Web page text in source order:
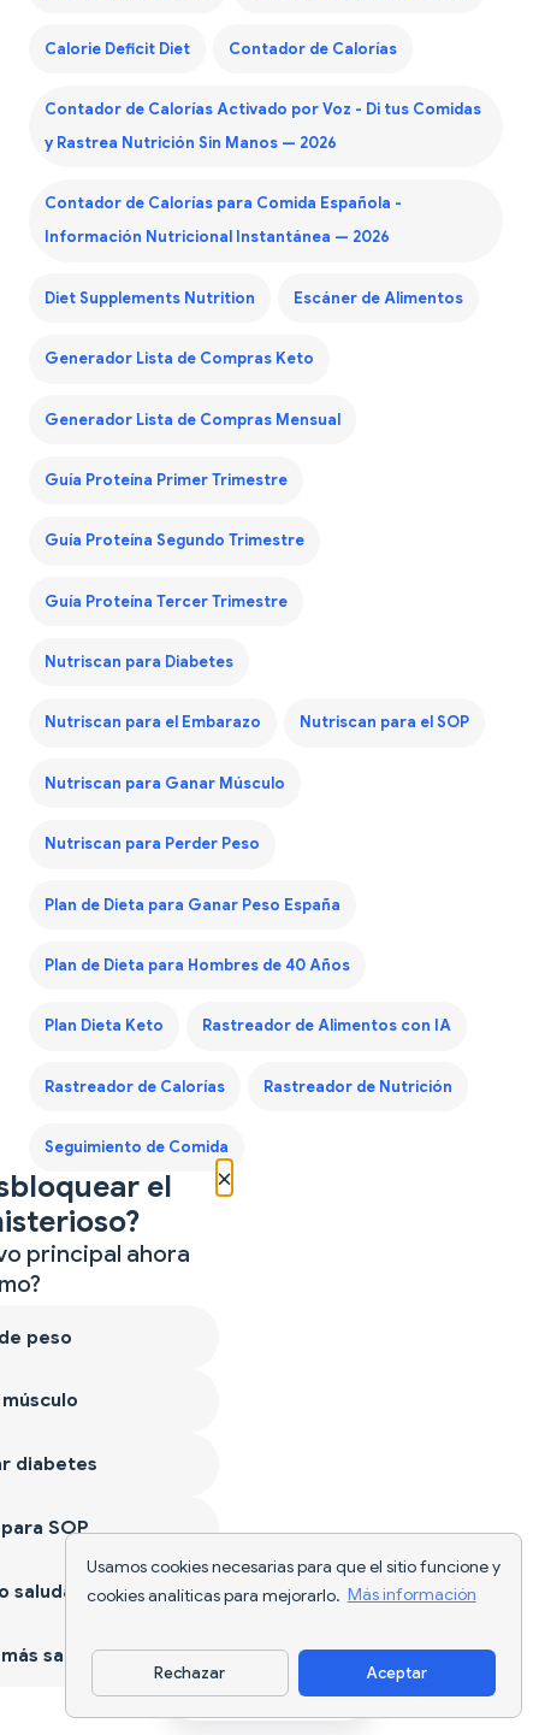
Usamos cookies necesarias para que el sitio funcione y
cookies analíticas para mejorarlo. Más información
Rechazar Aceptar
Calorie Deficit Diet Contador de Calorías
Contador de Calorías Activado por Voz - Di tus Comidas
y Rastrea Nutrición Sin Manos — 2026
Contador de Calorías para Comida Española -
Información Nutricional Instantánea — 2026
Diet Supplements Nutrition Escáner de Alimentos
Generador Lista de Compras Keto
Generador Lista de Compras Mensual
Guía Proteína Primer Trimestre
Guía Proteína Segundo Trimestre
Guía Proteína Tercer Trimestre
Nutriscan para Diabetes
Nutriscan para el Embarazo Nutriscan para el SOP
Nutriscan para Ganar Músculo
Nutriscan para Perder Peso
Plan de Dieta para Ganar Peso España
Plan de Dieta para Hombres de 40 Años
Plan Dieta Keto Rastreador de Alimentos con IA
Rastreador de Calorías Rastreador de Nutrición
Seguimiento de Comida
Descargar app
×
el
principal ahora
peso
diabetes
SOP
saludable
sano